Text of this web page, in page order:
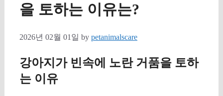
을 토하는 이유는?
2026년 02월 01일 by petanimalscare
강아지가 빈속에 노란 거품을 토하
는 이유